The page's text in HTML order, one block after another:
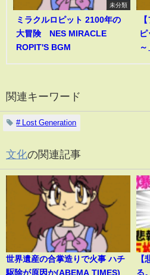
未分類
ミラクルロピット 2100年の
大冒険 NES MIRACLE
ROPIT'S BGM
関連キーワード
# Lost Generation
文化の関連記事
世界遺産の合掌造りで火事 ハチ
駆除が原因か(ABEMA TIMES)
【
る